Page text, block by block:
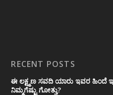
RECENT POSTS
ಈ ಲಕ್ಷ್ಮಣ ಸವದಿ ಯಾರು ಇವರ ಹಿಂದೆ
ನಿಮ್ಮಗೆಷ್ಟು ಗೋತ್ತು?